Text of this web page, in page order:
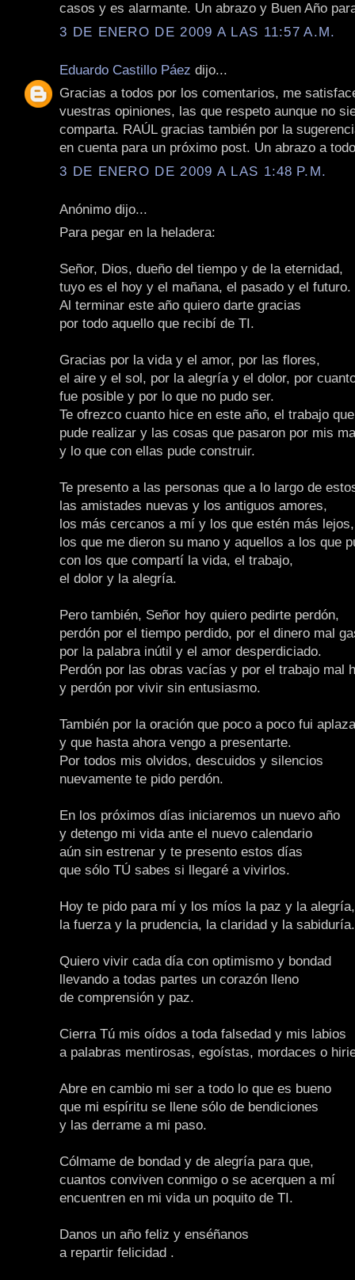
casos y es alarmante. Un abrazo y Buen Año
3 DE ENERO DE 2009 A LAS 11:57 A.M.
Eduardo Castillo Páez dijo...
Gracias a todos por los comentarios, me
vuestras opiniones, las que respeto aunque no
comparta. RAÚL gracias también por la
en cuenta para un próximo post. Un abrazo a
3 DE ENERO DE 2009 A LAS 1:48 P.M.
Anónimo dijo...
Para pegar en la heladera:
Señor, Dios, dueño del tiempo y de la eternidad,
tuyo es el hoy y el mañana, el pasado y el futuro.
Al terminar este año quiero darte gracias
por todo aquello que recibí de TI.
Gracias por la vida y el amor, por las flores,
el aire y el sol, por la alegría y el dolor, por
fue posible y por lo que no pudo ser.
Te ofrezco cuanto hice en este año, el trabajo que
pude realizar y las cosas que pasaron por mis
y lo que con ellas pude construir.
Te presento a las personas que a lo largo de
las amistades nuevas y los antiguos amores,
los más cercanos a mí y los que estén más lejos,
los que me dieron su mano y aquellos a los que
con los que compartí la vida, el trabajo,
el dolor y la alegría.
Pero también, Señor hoy quiero pedirte perdón,
perdón por el tiempo perdido, por el dinero mal
por la palabra inútil y el amor desperdiciado.
Perdón por las obras vacías y por el trabajo mal
y perdón por vivir sin entusiasmo.
También por la oración que poco a poco fui
y que hasta ahora vengo a presentarte.
Por todos mis olvidos, descuidos y silencios
nuevamente te pido perdón.
En los próximos días iniciaremos un nuevo año
y detengo mi vida ante el nuevo calendario
aún sin estrenar y te presento estos días
que sólo TÚ sabes si llegaré a vivirlos.
Hoy te pido para mí y los míos la paz y la alegría,
la fuerza y la prudencia, la claridad y la sabiduría.
Quiero vivir cada día con optimismo y bondad
llevando a todas partes un corazón lleno
de comprensión y paz.
Cierra Tú mis oídos a toda falsedad y mis labios
a palabras mentirosas, egoístas, mordaces o
Abre en cambio mi ser a todo lo que es bueno
que mi espíritu se llene sólo de bendiciones
y las derrame a mi paso.
Cólmame de bondad y de alegría para que,
cuantos conviven conmigo o se acerquen a mí
encuentren en mi vida un poquito de TI.
Danos un año feliz y enséñanos
a repartir felicidad .